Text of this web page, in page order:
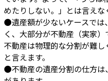
めたりしない。」とは言えな
●遺産額が少ないケースでは
く、大部分が不動産（実家）
不動産は物理的な分割が難
と言えます。
●不動産の遺産分割の仕方は